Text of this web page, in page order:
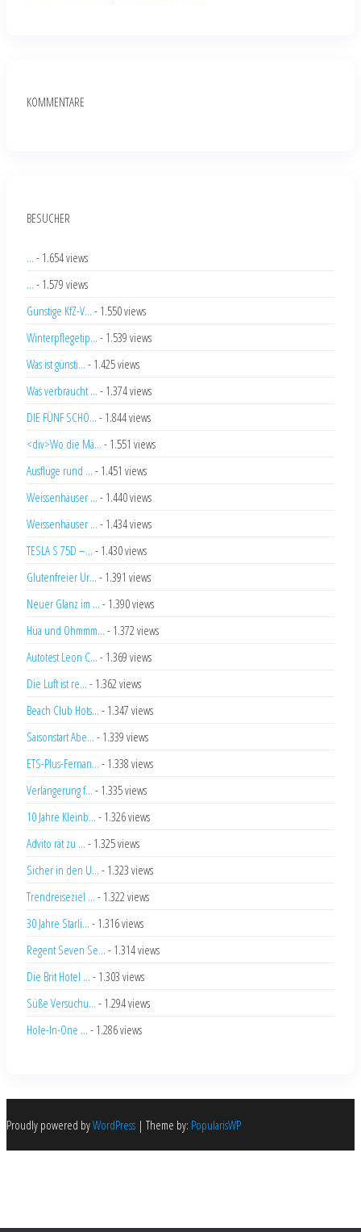
KOMMENTARE
BESUCHER
... - 1.654 views
... - 1.579 views
Günstige KfZ-V... - 1.550 views
Winterpflegetip... - 1.539 views
Was ist günsti... - 1.425 views
Was verbraucht ... - 1.374 views
DIE FÜNF SCHÖ... - 1.844 views
<div>Wo die Mä... - 1.551 views
Ausflüge rund ... - 1.451 views
Weissenhäuser ... - 1.440 views
Weissenhäuser ... - 1.434 views
TESLA S 75D –... - 1.430 views
Glutenfreier Ur... - 1.391 views
Neuer Glanz im ... - 1.390 views
Hüa und Ohmmm... - 1.372 views
Autotest Leon C... - 1.369 views
Die Luft ist re... - 1.362 views
Beach Club Hots... - 1.347 views
Saisonstart Abe... - 1.339 views
ETS-Plus-Fernan... - 1.338 views
Verlängerung f... - 1.335 views
10 Jahre Kleinb... - 1.326 views
Advito rät zu ... - 1.325 views
Sicher in den U... - 1.323 views
Trendreiseziel ... - 1.322 views
30 Jahre Starli... - 1.316 views
Regent Seven Se... - 1.314 views
Die Brit Hotel ... - 1.303 views
Süße Versuchu... - 1.294 views
Hole-In-One ... - 1.286 views
Proudly powered byWordPress | Theme by: PopularisWP